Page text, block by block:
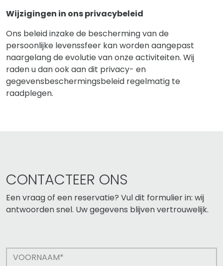
Wijzigingen in ons privacybeleid
Ons beleid inzake de bescherming van de
persoonlijke levenssfeer kan worden aangepast
naargelang de evolutie van onze activiteiten. Wij
raden u dan ook aan dit privacy- en
gegevensbeschermingsbeleid regelmatig te
raadplegen.
CONTACTEER ONS
Een vraag of een reservatie? Vul dit formulier in: wij
antwoorden snel. Uw gegevens blijven vertrouwelijk.